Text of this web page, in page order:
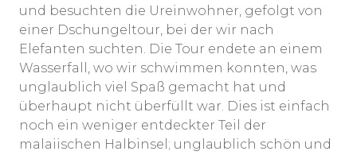
und besuchten die Ureinwohner, gefolgt von
einer Dschungeltour, bei der wir nach
Elefanten suchten. Die Tour endete an einem
Wasserfall, wo wir schwimmen konnten, was
unglaublich viel Spaß gemacht hat und
überhaupt nicht überfüllt war. Dies ist einfach
noch ein weniger entdeckter Teil der
malaiischen Halbinsel; unglaublich schön und